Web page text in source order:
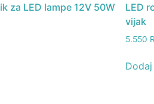
za LED lampe 12V 50W
LED
vijak
5.550